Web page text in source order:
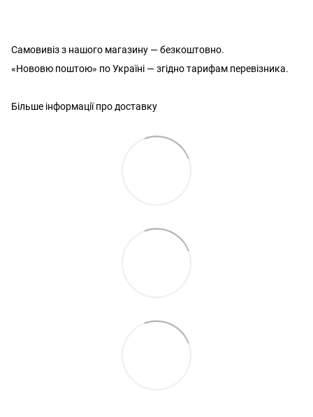
Самовивіз з нашого магазину — безкоштовно.
«Нововю поштою» по Україні — згідно тарифам перевізника.
Більше інформації про доставку